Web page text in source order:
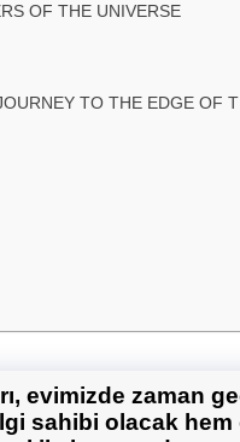
OF THE UNIVERSE
TO THE EDGE OF
evimizde zaman
sahibi olacak hem